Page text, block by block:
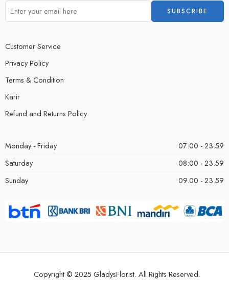
Customer Service
Privacy Policy
Terms & Condition
Karir
Refund and Returns Policy
Monday - Friday
07:00 - 23:59
Saturday
08:00 - 23.59
Sunday
09.00 - 23.59
Copyright © 2025 GladysFlorist. All Rights Reserved.